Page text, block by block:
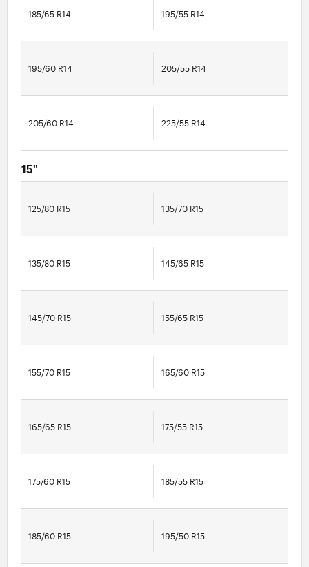
185/65 R14 195/55 R14
195/60 R14 205/55 R14
205/60 R14 225/55 R14
15"
125/80 R15 135/70 R15
135/80 R15 145/65 R15
145/70 R15 155/65 R15
155/70 R15 165/60 R15
165/65 R15 175/55 R15
175/60 R15 185/55 R15
185/60 R15 195/50 R15